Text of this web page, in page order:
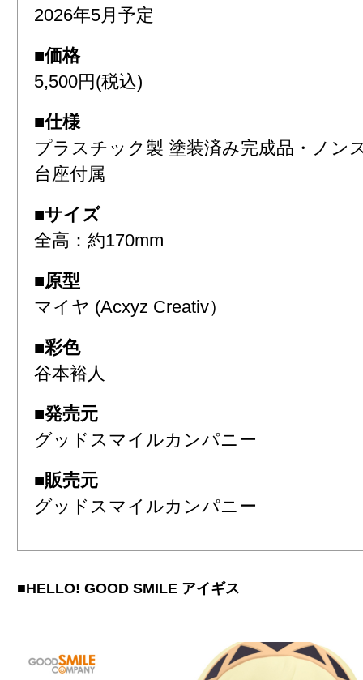
2026年5月予定
■価格
5,500円(税込)
■仕様
プラスチック製 塗装済み完成品・ノン
台座付属
■サイズ
全高：約170mm
■原型
マイヤ (Acxyz Creativ）
■彩色
谷本裕人
■発売元
グッドスマイルカンパニー
■販売元
グッドスマイルカンパニー
■HELLO! GOOD SMILE アイギス